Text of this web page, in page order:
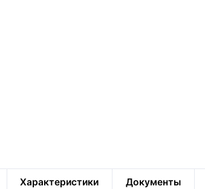
Характеристики Документы